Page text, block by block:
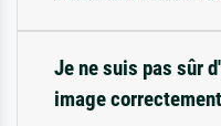
Je ne suis pas sûr
image